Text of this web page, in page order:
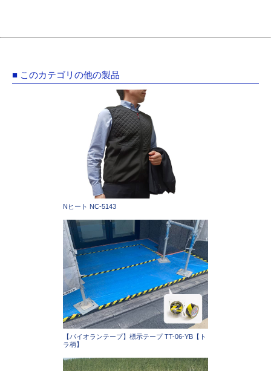
■ このカテゴリの他の製品
Nヒート NC-5143
【パイオランテープ】標示テープ TT-06-YB【ト
ラ柄】